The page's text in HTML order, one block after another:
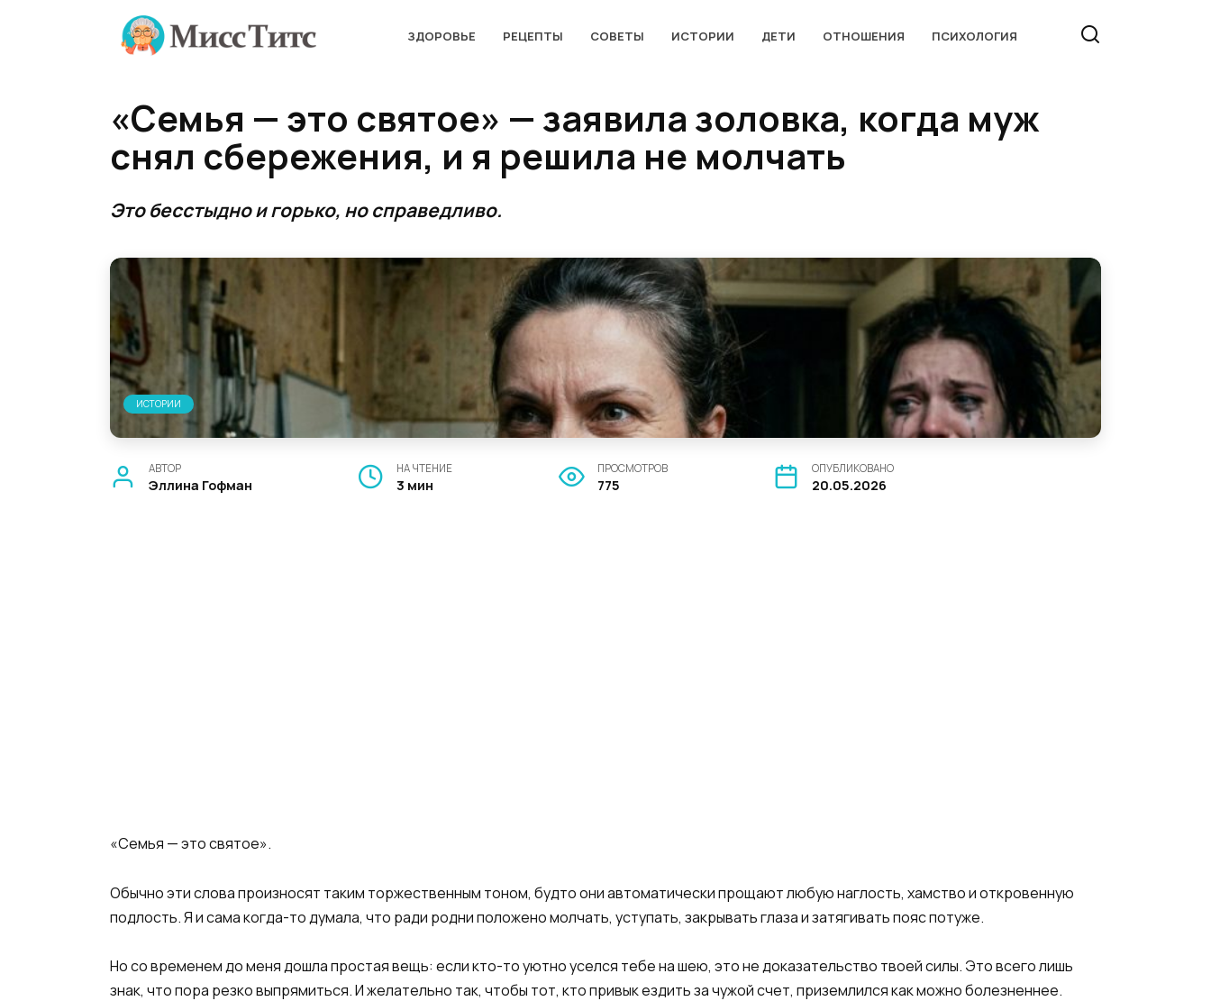
ЗДОРОВЬЕ РЕЦЕПТЫ СОВЕТЫ ИСТОРИИ ДЕТИ ОТНОШЕНИЯ ПСИХОЛОГИЯ
«Семья — это святое» — заявила золовка, когда муж
снял сбережения, и я решила не молчать
Это бесстыдно и горько, но справедливо.
ИСТОРИИ
АВТОР
Эллина Гофман
НА ЧТЕНИЕ
3 мин
ПРОСМОТРОВ
775
ОПУБЛИКОВАНО
20.05.2026
«Семья — это святое».
Обычно эти слова произносят таким торжественным тоном, будто они автоматически прощают любую наглость, хамство и откровенную
подлость. Я и сама когда-то думала, что ради родни положено молчать, уступать, закрывать глаза и затягивать пояс потуже.
Но со временем до меня дошла простая вещь: если кто-то уютно уселся тебе на шею, это не доказательство твоей силы. Это всего лишь
знак, что пора резко выпрямиться. И желательно так, чтобы тот, кто привык ездить за чужой счет, приземлился как можно болезненнее.